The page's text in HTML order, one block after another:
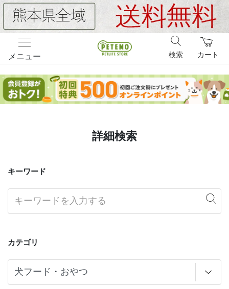
メニュー カート
検索
詳細検索
キーワード
カテゴリ